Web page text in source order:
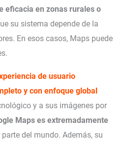
eficacia en zonas rurales o
su sistema depende de la
En esos casos, Maps puede
de usuario
y con enfoque global
y a sus imágenes por
Maps es extremadamente
del mundo. Además, su